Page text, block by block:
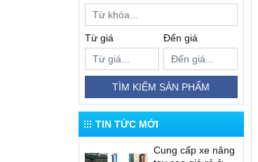
Từ giá Đến giá
TÌM KIẾM SẢN PHẨM
TIN TỨC MỚI
Cung cấp xe nâng